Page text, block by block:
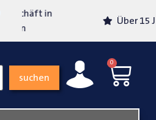
Über 15 Jahre Erfahrung
suchen
0